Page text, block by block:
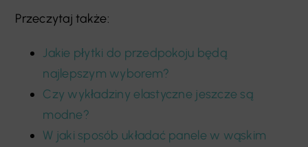
Przeczytaj także:
Jakie płytki do przedpokoju będą
najlepszym wyborem?
Czy wykładziny elastyczne jeszcze są
modne?
W jaki sposób układać panele w wąskim